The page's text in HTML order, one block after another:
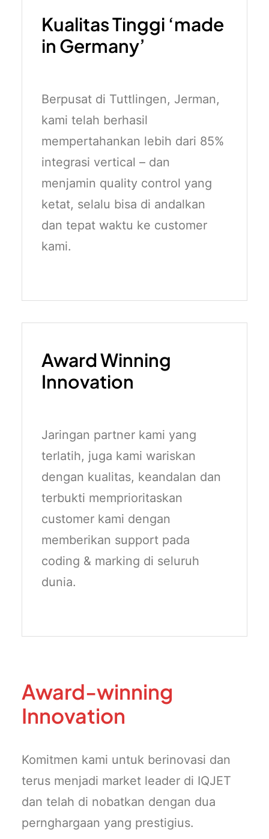
Kualitas Tinggi ‘made
in Germany’
Berpusat di Tuttlingen, Jerman,
kami telah berhasil
mempertahankan lebih dari 85%
integrasi vertical – dan
menjamin quality control yang
ketat, selalu bisa di andalkan
dan tepat waktu ke customer
kami.
Award Winning
Innovation
Jaringan partner kami yang
terlatih, juga kami wariskan
dengan kualitas, keandalan dan
terbukti memprioritaskan
customer kami dengan
memberikan support pada
coding & marking di seluruh
dunia.
Award-winning
Innovation
Komitmen kami untuk berinovasi dan
terus menjadi market leader di IQJET
dan telah di nobatkan dengan dua
pernghargaan yang prestigius.